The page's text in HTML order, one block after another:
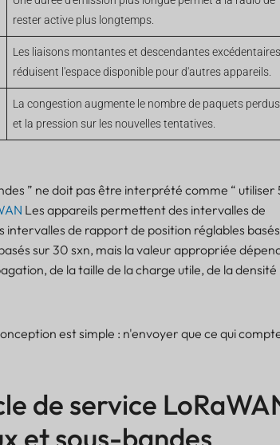
rester active plus longtemps.
Les liaisons montantes et descendantes excédentaires
réduisent l'espace disponible pour d'autres appareils.
La congestion augmente le nombre de paquets perdus
et la pression sur les nouvelles tentatives.
” ne doit pas être interprété comme “ utiliser
Les appareils permettent des intervalles de
de rapport de position réglables basés
sur 30 sxn, mais la valeur appropriée
de la taille de la charge utile, de la densité
est simple : n'envoyer que ce qui
de service
et sous-bandes